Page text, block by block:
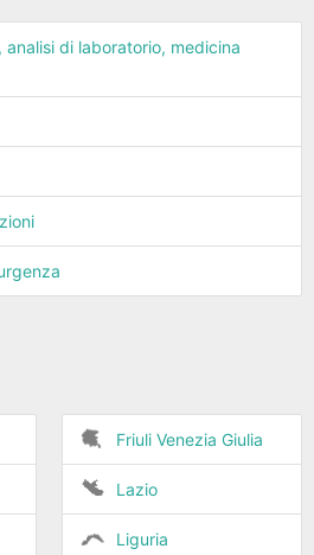
di laboratorio, medicina
Friuli Venezia Giulia
Lazio
Liguria